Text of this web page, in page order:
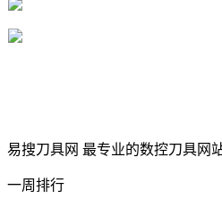
易搜刀具网 最专业的数控刀具网
一周排行